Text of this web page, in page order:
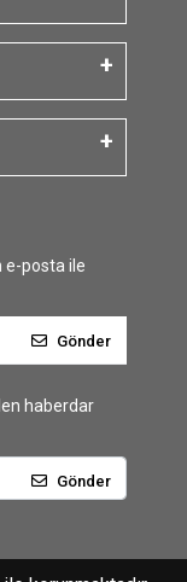
e-posta ile
Gönder
haberdar
Gönder